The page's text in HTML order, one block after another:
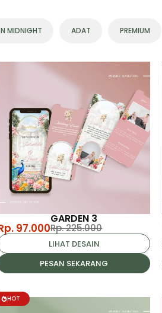
MIDNIGHT ADAT PREMIUM
GARDEN 3
97.000Rp. 225.000
LIHAT DESAIN
PESAN SEKARANG
HOT